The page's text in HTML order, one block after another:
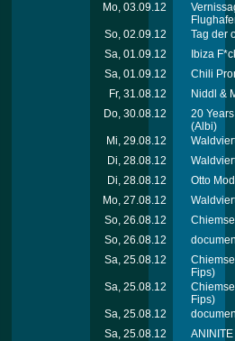
Mo, 03.09.12
So, 02.09.12
Tag der
Sa, 01.09.12
Ibiza
Sa, 01.09.12
Chili
Fr, 31.08.12
Niddl &
Do, 30.08.12
20
(Albi)
Mi, 29.08.12
Di, 28.08.12
Di, 28.08.12
Otto
Mo, 27.08.12
So, 26.08.12
So, 26.08.12
Sa, 25.08.12
Fips)
Sa, 25.08.12
Fips)
Sa, 25.08.12
Sa, 25.08.12